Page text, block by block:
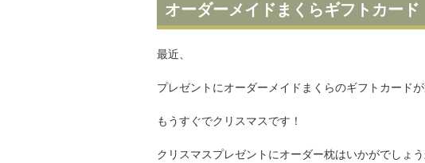
オーダーメイドまくらギフトカード
最近、
プレゼントにオーダーメイドまくらのギフトカードが
もうすぐでクリスマスです！
クリスマスプレゼントにオーダー枕はいかがでしょう